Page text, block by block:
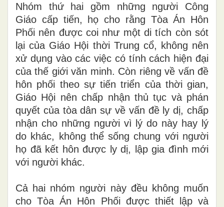
Nhóm thứ hai gồm những người Công
Giáo cấp tiến, họ cho rằng Tòa Án Hôn
Phối nên được coi như một di tích còn sót
lại của Giáo Hội thời Trung cổ, không nên
xử dụng vào các việc có tính cách hiện đại
của thế giới văn minh. Còn riêng về vấn đề
hôn phối theo sự tiếntriển của thời gian,
Giáo Hội nên chấp nhận thủ tục và phán
quyết của tòa dân sự về vấn đề ly dị, chấp
nhận cho những người vì lý do này hay lý
do khác, không thể sống chung với người
họ đã kết hôn được ly dị, lập gia đình mới
với người khác.
Cả hai nhóm người này đều không muốn
cho TòaÁn Hôn Phối được thiết lập và